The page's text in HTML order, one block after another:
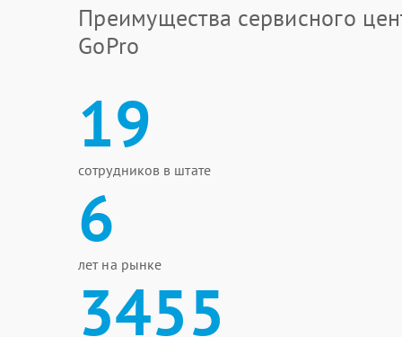
Преимущества сервисного
GoPro
19
сотрудников в штате
6
лет на рынке
3455